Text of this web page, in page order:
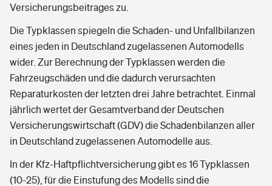
Versicherungsbeitrages zu.
Die Typklassen spiegeln die Schaden- und Unfallbilanzen
eines jeden in Deutschland zugelassenen Automodells
wider. Zur Berechnung der Typklassen werden die
Fahrzeugschäden und die dadurch verursachten
Reparaturkosten der letzten drei Jahre betrachtet. Einmal
jährlich wertet der Gesamtverband der Deutschen
Versicherungswirtschaft (GDV) die Schadenbilanzen aller
in Deutschland zugelassenen Automodelle aus.
In der Kfz-Haftpflichtversicherung gibt es 16 Typklassen
(10-25), für die Einstufung des Modells sind die